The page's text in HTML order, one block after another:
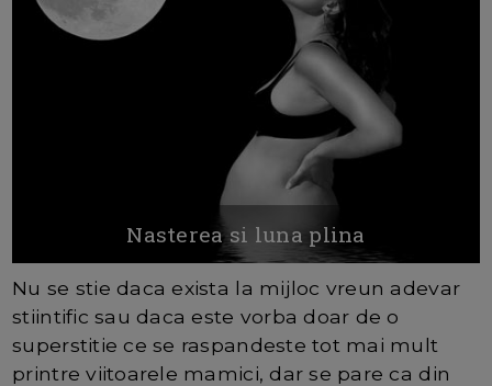
Nasterea si luna plina
Nu se stie daca exista la mijloc vreun adevar
stiintific sau daca este vorba doar de o
superstitie ce se raspandeste tot mai mult
printre viitoarele mamici, dar se pare ca din